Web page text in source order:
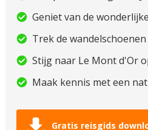
Geniet van de
Trek de wandelschoenen
Stijg naar Le Mont d'Or
Maak kennis met een
Gratis reisgids